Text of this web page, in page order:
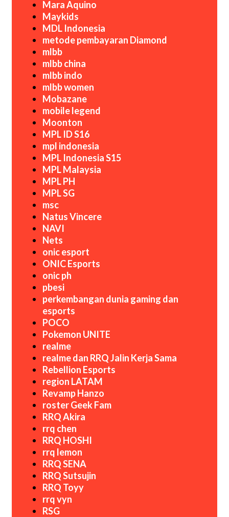
Mara Aquino
Maykids
MDL Indonesia
metode pembayaran Diamond
mlbb
mlbb china
mlbb indo
mlbb women
Mobazane
mobile legend
Moonton
MPL ID S16
mpl indonesia
MPL Indonesia S15
MPL Malaysia
MPL PH
MPL SG
msc
Natus Vincere
NAVI
Nets
onic esport
ONIC Esports
onic ph
pbesi
perkembangan dunia gaming dan
esports
POCO
Pokemon UNITE
realme
realme dan RRQ Jalin Kerja Sama
Rebellion Esports
region LATAM
Revamp Hanzo
roster Geek Fam
RRQ Akira
rrq chen
RRQ HOSHI
rrq lemon
RRQ SENA
RRQ Sutsujin
RRQ Toyy
rrq vyn
RSG